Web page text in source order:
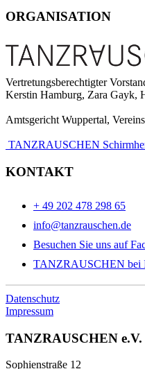
ORGANISATION
Vertretungsberechtigter
Kerstin Hamburg, Zara Gayk,
Amtsgericht Wuppertal,
TANZRAUSCHEN
KONTAKT
+ 49 202 478 298 65
info@tanzrauschen.de
Besuchen Sie uns auf
TANZRAUSCHEN bei
Datenschutz
Impressum
TANZRAUSCHEN e.V.
Sophienstraße 12